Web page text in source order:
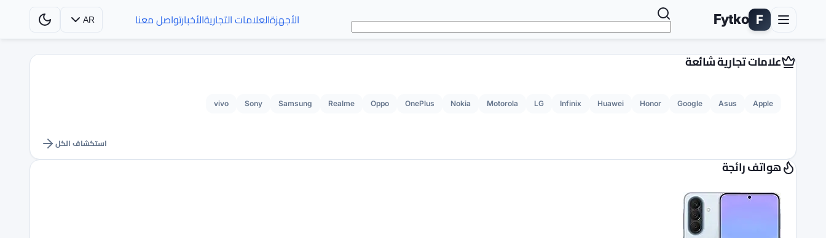
F
Fytko الأجهزةالعلامات التجاريةالأخبارتواصل معنا AR
علامات تجارية شائعة
Apple
Asus
Google
Honor
Huawei
Infinix
LG
Motorola
Nokia
OnePlus
Oppo
Realme
Samsung
Sony
vivo
استكشاف الكل
هواتف رائجة